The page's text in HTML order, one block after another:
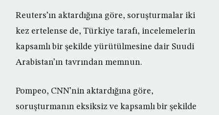
Reuters’ın aktardığına göre, soruşturmalar iki
kez ertelense de, Türkiye tarafı, incelemelerin
kapsamlı bir şekilde yürütülmesine dair Suudi
Arabistan’ın tavrından memnun.
Pompeo, CNN’nin aktardığına göre,
soruşturmanın eksiksiz ve kapsamlı bir şekilde